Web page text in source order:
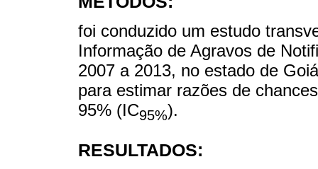
foi conduzido um estudo
Informação de Agravos de
2007 a 2013, no estado de
para estimar razões de
95% (IC95%).
RESULTADOS: